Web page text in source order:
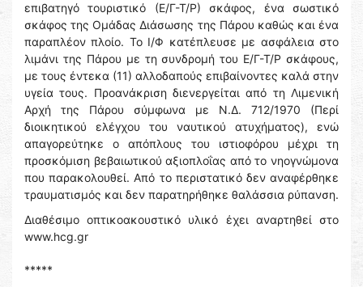
επιβατηγό τουριστικό (Ε/Γ-Τ/Ρ) σκάφος, ένα σωστικό
σκάφος της Ομάδας Διάσωσης της Πάρου καθώς και ένα
παραπλέον πλοίο. Το Ι/Φ κατέπλευσε με ασφάλεια στο
λιμάνι της Πάρου με τη συνδρομή του Ε/Γ-Τ/Ρ σκάφους,
με τους έντεκα (11) αλλοδαπούς επιβαίνοντες καλά στην
υγεία τους. Προανάκριση διενεργείται από τη Λιμενική
Αρχή της Πάρου σύμφωνα με Ν.Δ. 712/1970 (Περί
διοικητικού ελέγχου του ναυτικού ατυχήματος), ενώ
απαγορεύτηκε ο απόπλους του ιστιοφόρου μέχρι τη
προσκόμιση βεβαιωτικού αξιοπλοΐας από το νηογνώμονα
που παρακολουθεί. Από το περιστατικό δεν αναφέρθηκε
τραυματισμός και δεν παρατηρήθηκε θαλάσσια ρύπανση.
Διαθέσιμο οπτικοακουστικό υλικό έχει αναρτηθεί στο
www.hcg.gr
*****